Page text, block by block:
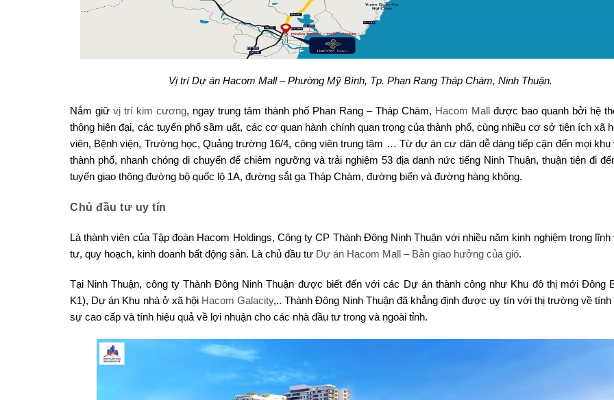
Vị trí Dự án Hacom Mall – Phường Mỹ Bình, Tp. Phan Rang Tháp Chàm, Ninh Thuận.
Nắm giữ vị trí kim cương, ngay trung tâm thành phố Phan Rang – Tháp Chàm, Hacom Mallđược bao quanh bởi hệ
thông hiện đại, các tuyến phố sầm uất, các cơ quan hành chính quan trọng của thành phố, cùng nhiều cơ sở tiện ích xã
viên, Bệnh viện, Trường học, Quảng trường 16/4, công viên trung tâm … Từ dự án cư dân dễ dàng tiếp cận đến mọi
thành phố, nhanh chóng di chuyển để chiêm ngưỡng và trải nghiệm 53 địa danh nức tiếng Ninh Thuận, thuận tiện đi
tuyến giao thông đường bộ quốc lộ 1A, đường sắt ga Tháp Chàm, đường biển và đường hàng không.
Chủ đầu tư uy tín
Là thành viên của Tập đoàn Hacom Holdings, Công ty CP Thành Đông Ninh Thuận với nhiều năm kinh nghiệm trong
tư, quy hoạch, kinh doanh bất động sản. Là chủ đầu tư Dự án Hacom Mall – Bản giao hưởng của gió.
Tại Ninh Thuận, công ty Thành Đông Ninh Thuận được biết đến với các Dự án thành công như Khu đô thị mới Đông
K1), Dự án Khu nhà ở xã hội Hacom Galacity,.. Thành Đông Ninh Thuận đã khẳng định được uy tín với thị trường về tính
sự cao cấp và tính hiệu quả về lợi nhuận cho các nhà đầu tư trong và ngoài tỉnh.